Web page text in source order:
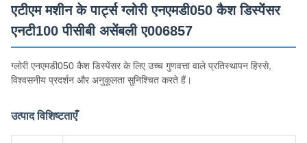
एटीएम मशीन के पार्ट्स ग्लोरी एनएमडी050 कैश डिस्पेंसर
एनटी100 पीसीबी असेंबली ए006857
ग्लोरी एनएमडी050 कैश डिस्पेंसर के लिए उच्च गुणवत्ता वाले प्रतिस्थापन हिस्से,
विश्वसनीय प्रदर्शन और अनुकूलता सुनिश्चित करते हैं।
उत्पाद विशिष्टताएँ